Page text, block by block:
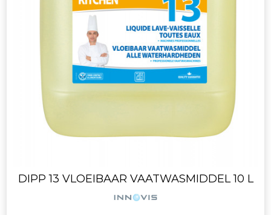
DIPP 13 VLOEIBAAR VAATWASMIDDEL 10 L